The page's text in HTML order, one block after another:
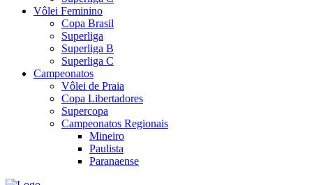
Vôlei Feminino
Copa Brasil
Superliga
Superliga B
Superliga C
Campeonatos
Vôlei de Praia
Copa Libertadores
Supercopa
Campeonatos Regionais
Mineiro
Paulista
Paranaense